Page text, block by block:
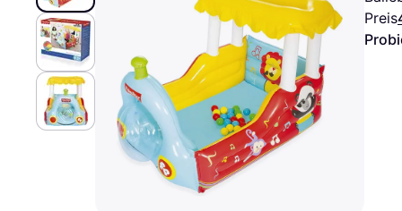
Bezahle in bis zu 30
Tagen
Ratenzahlung
SHEIN
Preis